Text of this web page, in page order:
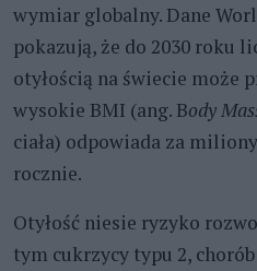
wymiar globalny. Dane
pokazują, że do 2030 roku
otyłością na świecie może
wysokie BMI (ang. Body
ciała) odpowiada za
rocznie.
Otyłość niesie ryzyko
tym cukrzycy typu 2,